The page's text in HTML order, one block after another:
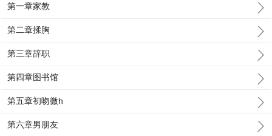
第一章家教
第二章揉胸
第三章辞职
第四章图书馆
第五章初吻微h
第六章男朋友